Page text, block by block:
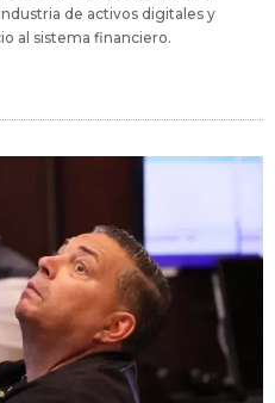
de activos digitales y
al sistema financiero.